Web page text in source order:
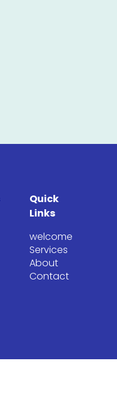
Quick
Links
welcome
Services
About
Contact